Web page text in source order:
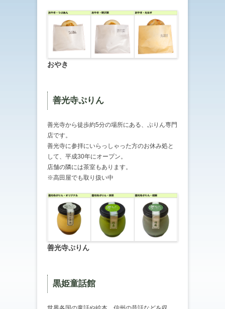
おやき
善光寺ぷりん
善光寺から徒歩約5分の場所にある、ぷりん専門
店です。
善光寺に参拝にいらっしゃった方のお休み処と
して、平成30年にオープン。
店舗の隣には茶室もあります。
※高田屋でも取り扱い中
善光寺ぷりん
黒姫童話館